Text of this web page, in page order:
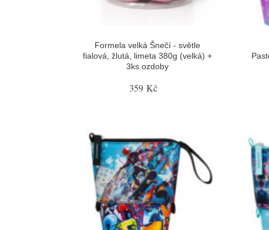
Formela velká Šnečí - světle
fialová, žlutá, limeta 380g (velká) +
3ks ozdoby
359 Kč